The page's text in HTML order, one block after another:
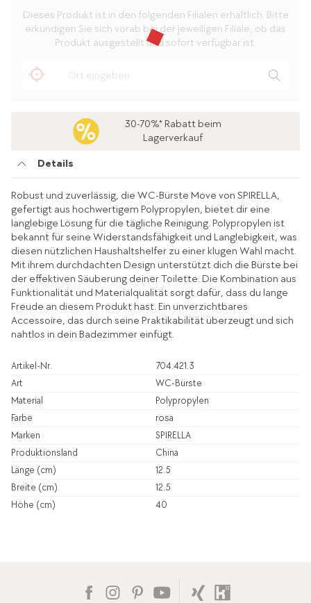
Dieses Produkt ist in den folgenden Filialen erhältlich. Bitte
erkundigen Sie sich vorab bei der jeweiligen Filiale, ob das
Produkt ausgestellt und sofort verfügbar ist.
30-70%* Rabatt beim
Lagerverkauf
Details
Robust und zuverlässig, die WC-Bürste Move von SPIRELLA,
gefertigt aus hochwertigem Polypropylen, bietet dir eine
langlebige Lösung für die tägliche Reinigung. Polypropylen ist
bekannt für seine Widerstandsfähigkeit und Langlebigkeit, was
diesen nützlichen Haushaltshelfer zu einer klugen Wahl macht.
Mit ihrem durchdachten Design unterstützt dich die Bürste bei
der effektiven Säuberung deiner Toilette. Die Kombination aus
Funktionalität und Materialqualität sorgt dafür, dass du lange
Freude an diesem Produkt hast. Ein unverzichtbares
Accessoire, das durch seine Praktikabilität überzeugt und sich
nahtlos in dein Badezimmer einfügt.
Artikel-Nr.
704.421.3
Art
WC-Bürste
Material
Polypropylen
Farbe
rosa
Marken
SPIRELLA
Produktionsland
China
Länge (cm)
12.5
Breite (cm)
12.5
Höhe (cm)
40